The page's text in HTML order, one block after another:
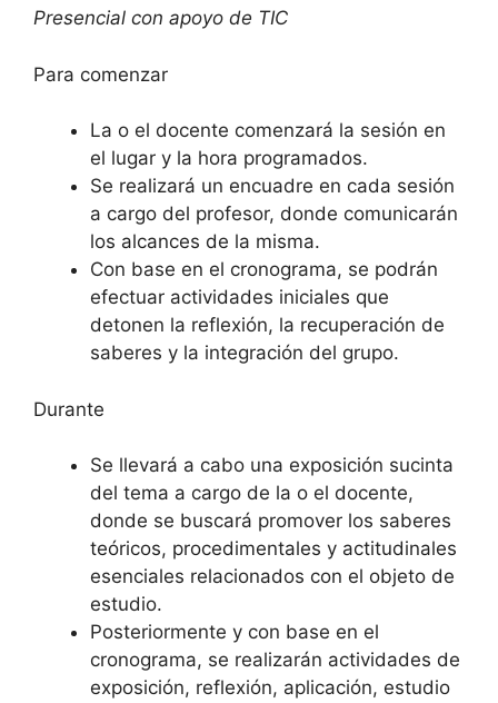
Presencial con apoyo de TIC
Para comenzar
La o el docente comenzará la sesión en
el lugar y la hora programados.
Se realizará un encuadre en cada sesión
a cargo del profesor, donde comunicarán
los alcances de la misma.
Con base en el cronograma, se podrán
efectuar actividades iniciales que
detonen la reflexión, la recuperación de
saberes y la integración del grupo.
Durante
Se llevará a cabo una exposición sucinta
del tema a cargo de la o el docente,
donde se buscará promover los saberes
teóricos, procedimentales y actitudinales
esenciales relacionados con el objeto de
estudio.
Posteriormente y con base en el
cronograma, se realizarán actividades de
exposición, reflexión, aplicación, estudio